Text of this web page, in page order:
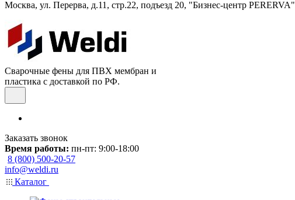
Москва, ул. Перерва, д.11, стр.22, подъезд 20, "Бизнес-центр PERERVA"
Сварочные фены для ПВХ мембран и
пластика с доставкой по РФ.
Заказать звонок
Время работы: пн-пт: 9:00-18:00
8 (800) 500-20-57
info@weldi.ru
Каталог